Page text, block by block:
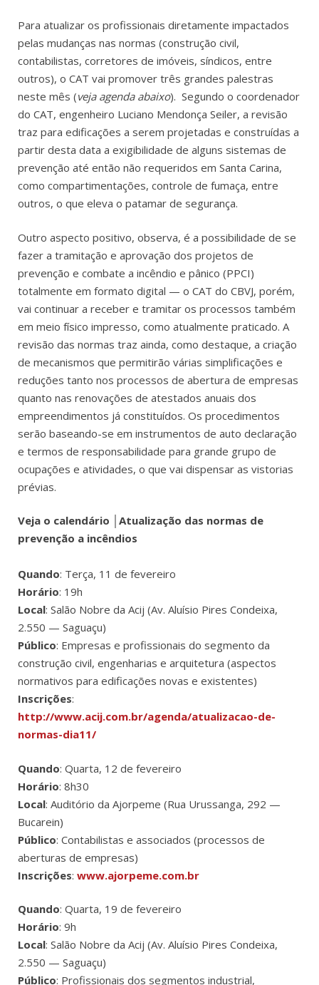
Para atualizar os profissionais diretamente impactados
pelas mudanças nas normas (construção civil,
contabilistas, corretores de imóveis, síndicos, entre
outros), o CAT vai promover três grandes palestras
neste mês (veja agenda abaixo). Segundo o coordenador
do CAT, engenheiro Luciano Mendonça Seiler, a revisão
traz para edificações a serem projetadas e construídas a
partir desta data a exigibilidade de alguns sistemas de
prevenção até então não requeridos em Santa Carina,
como compartimentações, controle de fumaça, entre
outros, o que eleva o patamar de segurança.
Outro aspecto positivo, observa, é a possibilidade de se
fazer a tramitação e aprovação dos projetos de
prevenção e combate a incêndio e pânico (PPCI)
totalmente em formato digital — o CAT do CBVJ, porém,
vai continuar a receber e tramitar os processos também
em meio físico impresso, como atualmente praticado. A
revisão das normas traz ainda, como destaque, a criação
de mecanismos que permitirão várias simplificações e
reduções tanto nos processos de abertura de empresas
quanto nas renovações de atestados anuais dos
empreendimentos já constituídos. Os procedimentos
serão baseando-se em instrumentos de auto declaração
e termos de responsabilidade para grande grupo de
ocupações e atividades, o que vai dispensar as vistorias
prévias.
Veja o calendário │Atualização das normas de
prevenção a incêndios
Quando: Terça, 11 de fevereiro
Horário: 19h
Local: Salão Nobre da Acij (Av. Aluísio Pires Condeixa,
2.550 — Saguaçu)
Público: Empresas e profissionais do segmento da
construção civil, engenharias e arquitetura (aspectos
normativos para edificações novas e existentes)
Inscrições:
http://www.acij.com.br/agenda/atualizacao-de-
normas-dia11/
Quando: Quarta, 12 de fevereiro
Horário: 8h30
Local: Auditório da Ajorpeme (Rua Urussanga, 292 —
Bucarein)
Público: Contabilistas e associados (processos de
aberturas de empresas)
Inscrições: www.ajorpeme.com.br
Quando: Quarta, 19 de fevereiro
Horário: 9h
Local: Salão Nobre da Acij (Av. Aluísio Pires Condeixa,
2.550 — Saguaçu)
Público: Profissionais dos segmentos industrial,